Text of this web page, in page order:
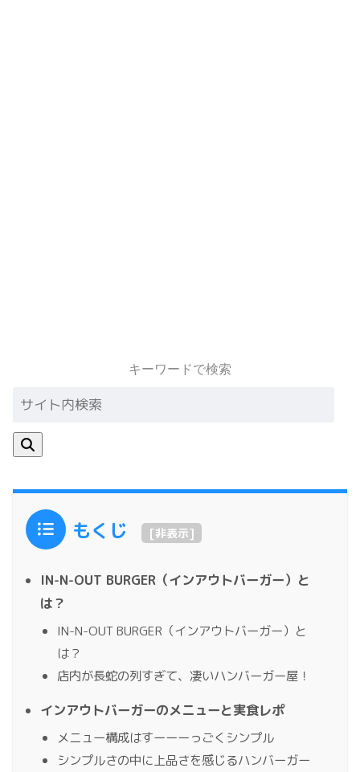
キーワードで検索
もくじ [非表示]
IN-N-OUT BURGER（インアウトバーガー）と
は？
IN-N-OUT BURGER（インアウトバーガー）と
は？
店内が長蛇の列すぎて、凄いハンバーガー屋！
インアウトバーガーのメニューと実食レポ
メニュー構成はすーーーっごくシンプル
シンプルさの中に上品さを感じるハンバーガー